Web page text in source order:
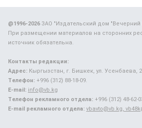
@1996-2026ЗАО "Издательский дом "Вечерний
При размещении материалов на сторонних
источник обязательна.
Контакты редакции:
Адрес: Кыргызстан, г. Бишкек, ул. Усенбаева,
Телефон: +996 (312) 88-18-09.
E-mail: info@vb.kg
Телефон рекламного отдела: +996 (312) 48-62-
E-mail рекламного отдела: vbavto@vb.kg,